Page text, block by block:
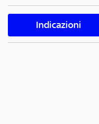
Indicazioni